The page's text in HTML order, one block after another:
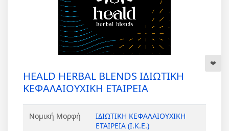
HEALD HERBAL BLENDS ΙΔΙΩΤΙΚΗ
ΚΕΦΑΛΑΙΟΥΧΙΚΗ ΕΤΑΙΡΕΙΑ
Νομική Μορφή
ΙΔΙΩΤΙΚΗ ΚΕΦΑΛΑΙΟΥΧΙΚΗ
ΕΤΑΙΡΕΙΑ (Ι.Κ.Ε.)